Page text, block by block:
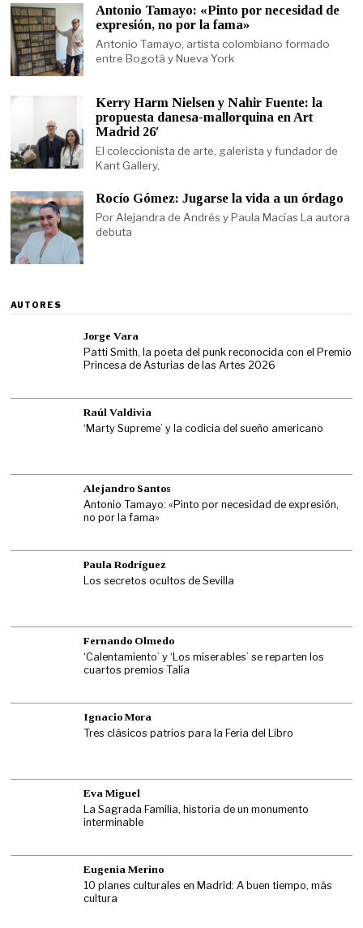
Antonio Tamayo: «Pinto por necesidad de
expresión, no por la fama»
Antonio Tamayo, artista colombiano formado
entre Bogotá y Nueva York
Kerry Harm Nielsen y Nahir Fuente: la
propuesta danesa-mallorquina en Art
Madrid 26′
El coleccionista de arte, galerista y fundador de
Kant Gallery,
Rocío Gómez: Jugarse la vida a un órdago
Por Alejandra de Andrés y Paula Macías La autora
debuta
AUTORES
Jorge Vara
Patti Smith, la poeta del punk reconocida con el Premio
Princesa de Asturias de las Artes 2026
Raúl Valdivia
‘Marty Supreme’ y la codicia del sueño americano
Alejandro Santos
Antonio Tamayo: «Pinto por necesidad de expresión,
no por la fama»
Paula Rodríguez
Los secretos ocultos de Sevilla
Fernando Olmedo
‘Calentamiento’ y ‘Los miserables’ se reparten los
cuartos premios Talía
Ignacio Mora
Tres clásicos patrios para la Feria del Libro
Eva Miguel
La Sagrada Familia, historia de un monumento
interminable
Eugenia Merino
10 planes culturales en Madrid: A buen tiempo, más
cultura